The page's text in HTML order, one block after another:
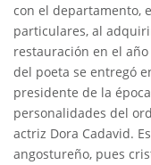
con el departamento,
particulares, al
restauración en el
del poeta se entregó
presidente de la
personalidades del
actriz Dora Cadavid.
angostureño, pues